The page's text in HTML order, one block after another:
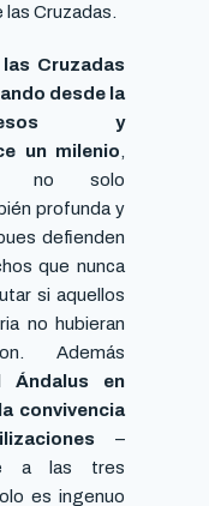
Cruzadas.
Cruzadas
desde la
y
un milenio
no solo
profunda y
defienden
que nunca
si aquellos
no hubieran
Además
Ándalus en
convivencia
–
a las tres
es ingenuo